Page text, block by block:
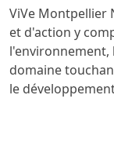
ViVe Montpellier
et d'action y
domaine
le